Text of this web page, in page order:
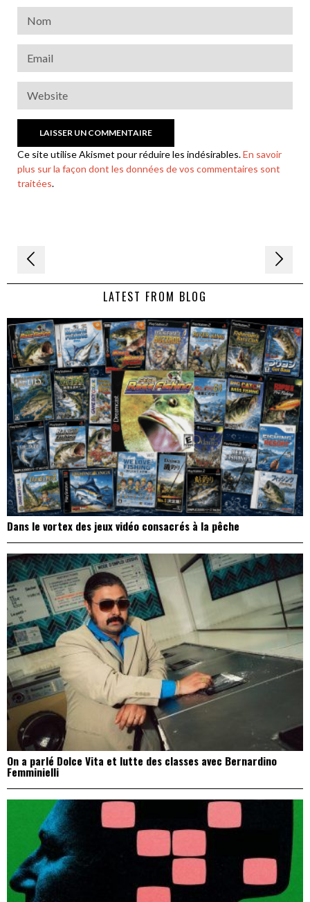
Ce site utilise Akismet pour réduire les indésirables.En savoir
plus sur la façon dont les données de vos commentaires sont
traitées.
Navigation
de LATEST FROM BLOG
Dans le vortex des jeux vidéo consacrés à la pêche
On a parlé Dolce Vita et lutte des classes avec Bernardino
Femminielli